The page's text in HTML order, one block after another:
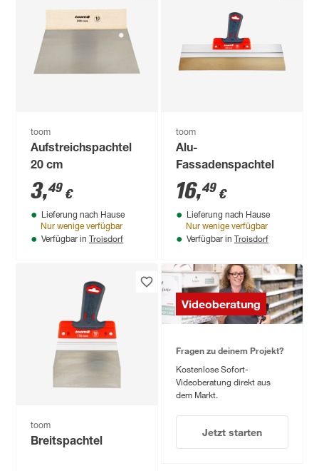
toom
Aufstreichspachtel
20 cm
3,49 €
Lieferung nach Hause
Nur wenige verfügbar
Verfügbar in Troisdorf
toom
Alu-
Fassadenspachtel
16,49 €
Lieferung nach Hause
Nur wenige verfügbar
Verfügbar in Troisdorf
toom
Breitspachtel
Videoberatung
Fragen zu deinem Projekt?
Kostenlose Sofort-
Videoberatung direkt aus
dem Markt.
Jetzt starten